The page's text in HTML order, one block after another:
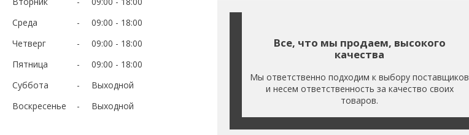
Среда
09:00
18:00
Четверг
09:00
18:00
Пятница
09:00
18:00
Суббота
Выходной
Воскресенье
Выходной
Все, что мы продаем, высокого
качества
Мы ответственно подходим к выбору поставщиков
и несем ответственность за качество своих
товаров.